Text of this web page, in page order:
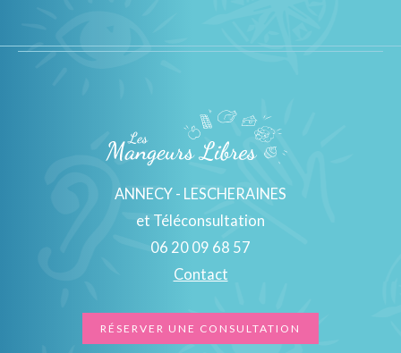
ANNECY - LESCHERAINES
et Téléconsultation
06 20 09 68 57
Contact
RÉSERVER UNE CONSULTATION